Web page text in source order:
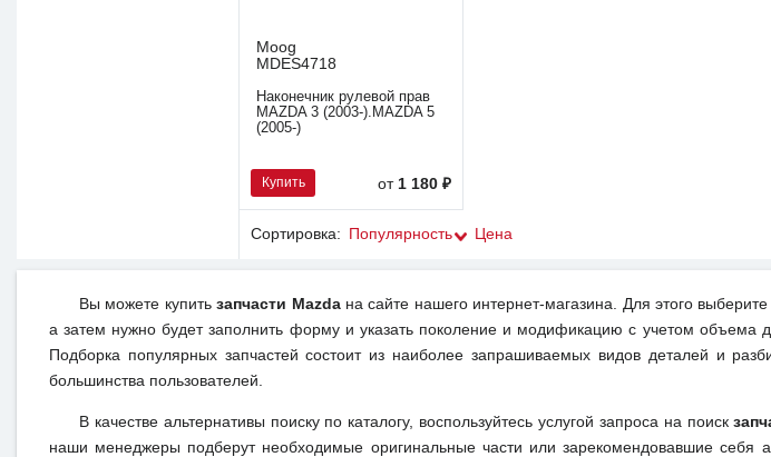
Moog
MDES4718
Наконечник рулевой прав
MAZDA 3 (2003-).MAZDA 5
(2005-)
Купить от 1 180 ₽
Сортировка: Популярность Цена
Вы можете купитьзапчасти Mazdaна сайте нашего интернет-магазина. Для этого
а затем нужно будет заполнить форму и указать поколение и модификацию с учетом объема
Подборка популярных запчастей состоит из наиболее запрашиваемых видов деталей и
большинства пользователей.
В качестве альтернативы поиску по каталогу, воспользуйтесь услугой запроса на поиск
наши менеджеры подберут необходимые оригинальные части или зарекомендовавшие себя